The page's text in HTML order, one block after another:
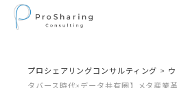
プロシェアリングコンサルティング >
タバース時代×データ共有圏】メタ産業